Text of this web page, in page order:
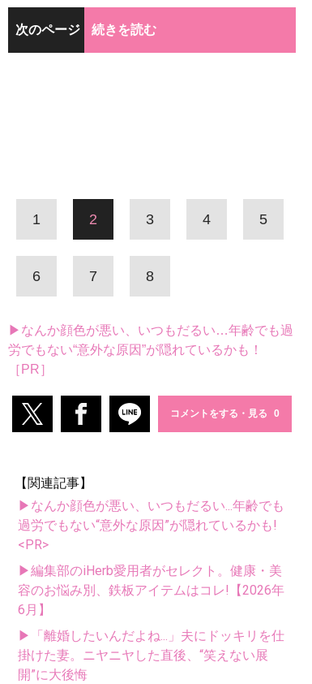
次のページ 続きを読む
1 2 3 4 5
6 7 8
▶なんか顔色が悪い、いつもだるい…年齢でも過
労でもない“意外な原因”が隠れているかも！
［PR］
コメントをする・見る
【関連記事】
▶なんか顔色が悪い、いつもだるい...年齢でも
過労でもない“意外な原因”が隠れているかも!
<PR>
▶編集部のiHerb愛用者がセレクト。健康・美
容のお悩み別、鉄板アイテムはコレ!【2026年
6月】
▶「離婚したいんだよね...」夫にドッキリを仕
掛けた妻。ニヤニヤした直後、“笑えない展
開”に大後悔